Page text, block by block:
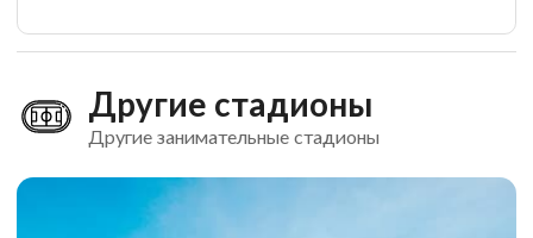
Другие стадионы
Другие занимательные стадионы